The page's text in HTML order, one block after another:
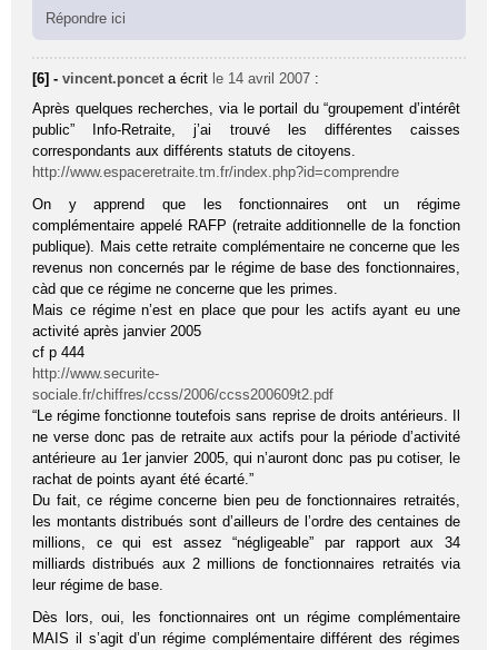
Répondre ici
[6] -vincent.poncet a écrit le 14 avril 2007 :
Après quelques recherches, via le portail du “groupement d’intérêt
public” Info-Retraite, j’ai trouvé les différentes caisses
correspondants aux différents statuts de citoyens.
http://www.espaceretraite.tm.fr/index.php?id=comprendre
On y apprend que les fonctionnaires ont un régime
complémentaire appelé RAFP (retraite additionnelle de la fonction
publique). Mais cette retraite complémentaire ne concerne que les
revenus non concernés par le régime de base des fonctionnaires,
càd que ce régime ne concerne que les primes.
Mais ce régime n’est en place que pour les actifs ayant eu une
activité après janvier 2005
cf p 444
http://www.securite-
sociale.fr/chiffres/ccss/2006/ccss200609t2.pdf
“Le régime fonctionne toutefois sans reprise de droits antérieurs. Il
ne verse donc pas de retraite aux actifs pour la période d’activité
antérieure au 1er janvier 2005, qui n’auront donc pas pu cotiser, le
rachat de points ayant été écarté.”
Du fait, ce régime concerne bien peu de fonctionnaires retraités,
les montants distribués sont d’ailleurs de l’ordre des centaines de
millions, ce qui est assez “négligeable” par rapport aux 34
milliards distribués aux 2 millions de fonctionnaires retraités via
leur régime de base.
Dès lors, oui, les fonctionnaires ont un régime complémentaire
MAIS il s’agit d’un régime complémentaire différent des régimes